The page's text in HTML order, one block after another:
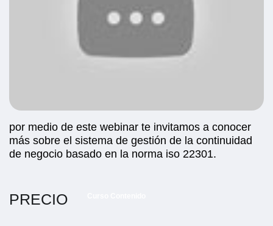
por medio de este webinar te invitamos a conocer
más sobre el sistema de gestión de la continuidad
de negocio basado en la norma iso 22301.
PRECIO